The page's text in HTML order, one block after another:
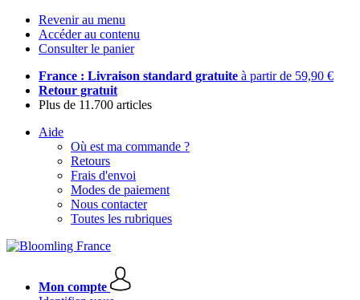
Revenir au menu
Accéder au contenu
Consulter le panier
France : Livraison standard gratuite à partir de 59,90 €
Retour gratuit
Plus de 11.700 articles
Aide
Où est ma commande ?
Retours
Frais d'envoi
Modes de paiement
Nous contacter
Toutes les rubriques
Mon compte